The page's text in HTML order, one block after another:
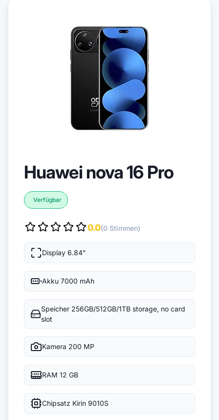
Huawei nova 16 Pro
Verfügbar
0.0(0 Stimmen)
Display 6.84"
Akku 7000 mAh
Speicher 256GB/512GB/1TB storage, no card
slot
Kamera 200 MP
RAM 12 GB
Chipsatz Kirin 9010S